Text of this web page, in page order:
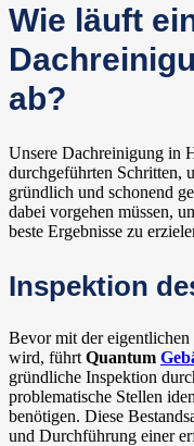
Wie läuft
ab?
Unsere Dachreinigung in
durchgeführten Schritten,
gründlich und schonend
dabei vorgehen müssen,
beste Ergebnisse zu
Inspektion
Bevor mit der
wird, führt Quantum
gründliche Inspektion
problematische Stellen
benötigen. Diese
und Durchführung einer